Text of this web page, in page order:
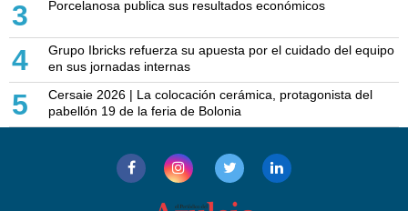
3 Porcelanosa publica sus resultados económicos
4
Grupo Ibricks refuerza su apuesta por el cuidado del equipo
en sus jornadas internas
5
Cersaie 2026 | La colocación cerámica, protagonista del
pabellón 19 de la feria de Bolonia